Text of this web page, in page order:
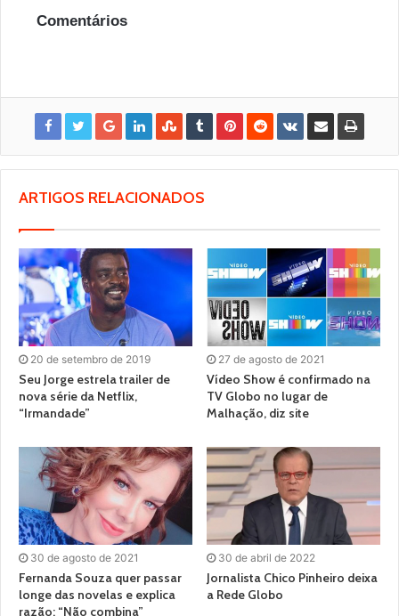
Comentários
ARTIGOS RELACIONADOS
20 de setembro de 2019
Seu Jorge estrela trailer de
nova série da Netflix,
“Irmandade”
27 de agosto de 2021
Vídeo Show é confirmado na
TV Globo no lugar de
Malhação, diz site
30 de agosto de 2021
Fernanda Souza quer passar
longe das novelas e explica
razão: “Não combina”
30 de abril de 2022
Jornalista Chico Pinheiro deixa
a Rede Globo